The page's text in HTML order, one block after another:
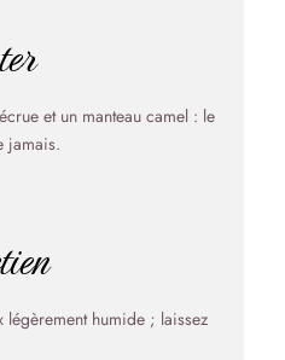
et un manteau camel : le
jamais.
humide ; laissez